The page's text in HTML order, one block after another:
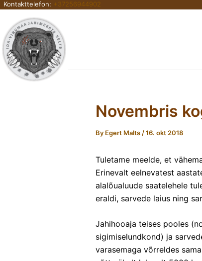
Skip
content
Kontakttelefon: +37256944902
Novembris
By Egert Malts /16. okt 2018
Tuletame meelde, et
Erinevalt eelnevatest
alalõualuude saatelehele
eraldi, sarvede laius ning
Jahihooaja teises pooles
sigimiselundkond) ja
varasemaga võrreldes